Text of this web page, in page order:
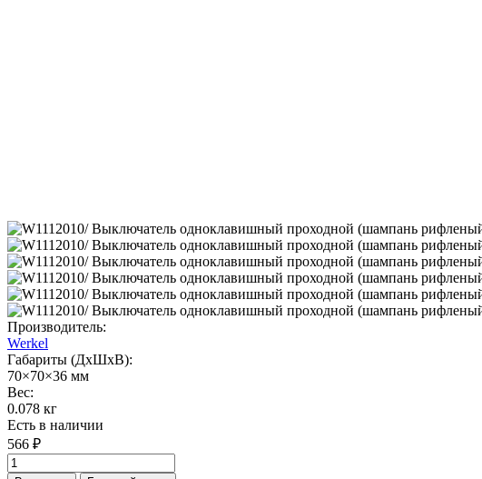
Производитель:
Werkel
Габариты (ДхШхВ):
70×70×36 мм
Вес:
0.078 кг
Есть в наличии
566 ₽